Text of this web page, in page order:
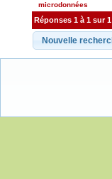
microdonnées
Réponses 1 à 1 sur 1